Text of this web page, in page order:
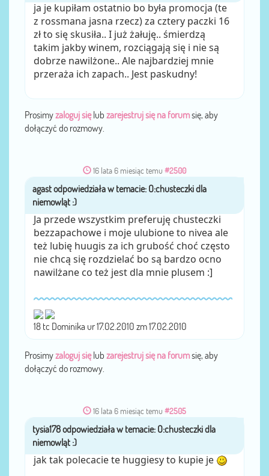
ja je kupiłam ostatnio bo była promocja (te
z rossmana jasna rzecz) za cztery paczki 16
zł to się skusiła.. I już żałuję.. śmierdzą
takim jakby winem, rozciągają się i nie są
dobrze nawilżone.. Ale najbardziej mnie
przeraża ich zapach.. Jest paskudny!
Prosimyzaloguj sięlub zarejestruj się na forumsię, aby
dołączyć do rozmowy.
16 lata 6 miesiąc temu #2500
przezagast
Ja przede wszystkim preferuję chusteczki
bezzapachowe i moje ulubione to nivea ale
też lubię huugis za ich grubość choć często
nie chcą się rozdzielać bo są bardzo ocno
nawilżane co też jest dla mnie plusem :]
18 tc Dominika ur 17.02.2010 zm 17.02.2010
Prosimyzaloguj sięlub zarejestruj się na forumsię, aby
dołączyć do rozmowy.
16 lata 6 miesiąc temu #2505
przez tysia178
jak tak polecacie te huggiesy to kupie je